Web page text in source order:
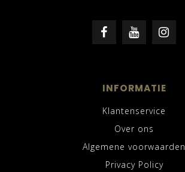
INFORMATIE
Klantenservice
Over ons
Algemene voorwaarden
Privacy Policy